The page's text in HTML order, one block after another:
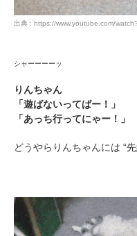
出典 : https://www.youtube.com/
シャーーーーッ
りんちゃん
「遊ばないってばー！」
「あっち行ってにゃー！」
どうやらりんちゃんには “